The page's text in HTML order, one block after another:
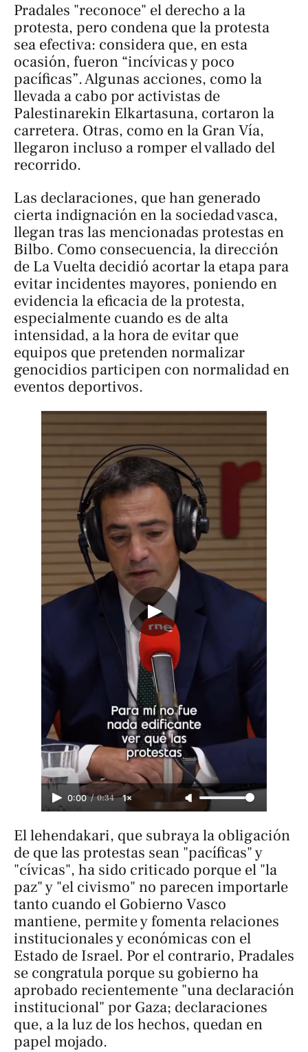
Pradales "reconoce" el derecho a la
protesta, pero condena que la protesta
sea efectiva: considera que, en esta
ocasión, fueron “incívicas y poco
pacíficas”. Algunas acciones, como la
llevada a cabo por activistas de
Palestinarekin Elkartasuna, cortaron la
carretera. Otras, como en la Gran Vía,
llegaron incluso a romper el vallado del
recorrido.
Las declaraciones, que han generado
cierta indignación en la sociedad vasca,
llegan tras las mencionadas protestas en
Bilbo. Como consecuencia, la dirección
de La Vuelta decidió acortar la etapa para
evitar incidentes mayores, poniendo en
evidencia la eficacia de la protesta,
especialmente cuando es de alta
intensidad, a la hora de evitar que
equipos que pretenden normalizar
genocidios participen con normalidad en
eventos deportivos.
0:00 / 0:34 1×
El lehendakari, que subraya la obligación
de que las protestas sean "pacíficas" y
"cívicas", ha sido criticado porque el "la
paz" y "el civismo" no parecen importarle
tanto cuando el Gobierno Vasco
mantiene, permite y fomenta relaciones
institucionales y económicas con el
Estado de Israel. Por el contrario, Pradales
se congratula porque su gobierno ha
aprobado recientemente "una declaración
institucional" por Gaza; declaraciones
que, a la luz de los hechos, quedan en
papel mojado.